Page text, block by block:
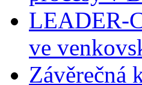
LEADER-
ve
Závěrečná